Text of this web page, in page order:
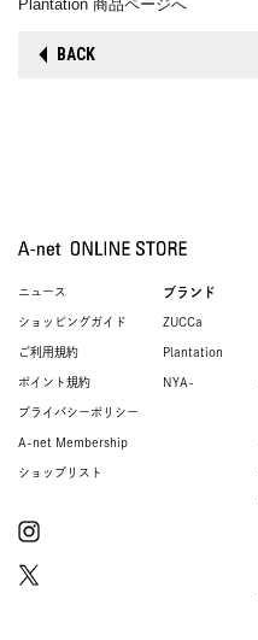
Plantation 商品ページへ
BACK
ニュース
ショッピングガイド
ご利用規約
ポイント規約
プライバシーポリシー
A-net Membership
ショップリスト
ブランド
ZUCCa
Plantation
NYA-